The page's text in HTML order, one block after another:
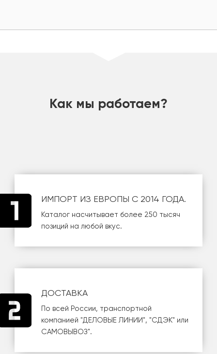
Как мы работаем?
ИМПОРТ ИЗ ЕВРОПЫ С 2014 ГОДА.
Каталог насчитывает более 250 тысяч
позиций на любой вкус.
ДОСТАВКА
По всей России, транспортной
компанией "ДЕЛОВЫЕ ЛИНИИ", "СДЭК" или
САМОВЫВОЗ".